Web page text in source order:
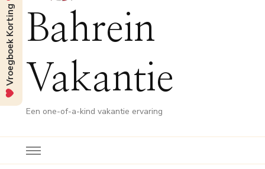
Bahrein
Vakantie
Een one-of-a-kind vakantie ervaring
Vroegboek Korting